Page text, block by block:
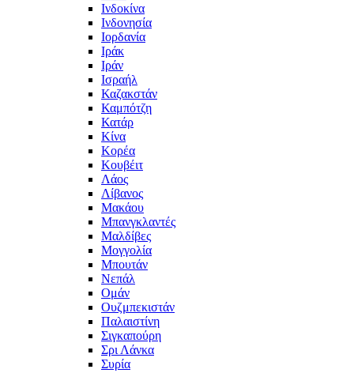
Ινδοκίνα
Ινδονησία
Ιορδανία
Ιράκ
Ιράν
Ισραήλ
Καζακστάν
Καμπότζη
Κατάρ
Κίνα
Κορέα
Κουβέιτ
Λάος
Λίβανος
Μακάου
Μπανγκλαντές
Μαλδίβες
Μογγολία
Μπουτάν
Νεπάλ
Ομάν
Ουζμπεκιστάν
Παλαιστίνη
Σιγκαπούρη
Σρι Λάνκα
Συρία